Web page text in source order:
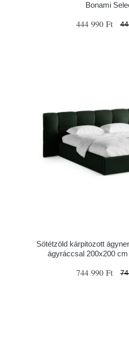
Bonami
444 990 Ft
Sötétzöld kárpitozott
ágyráccsal 200x200
744 990 Ft